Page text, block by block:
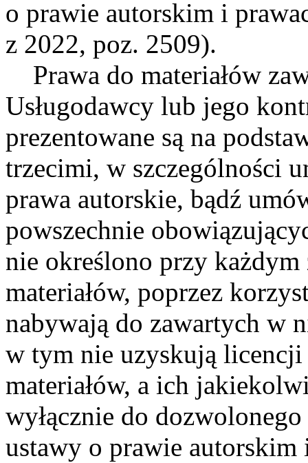
o prawie autorskim i
z 2022, poz. 2509).
Prawa do materiałów
Usługodawcy lub jego
prezentowane są na
trzecimi, w szczególności
prawa autorskie, bądź
powszechnie
nie określono przy
materiałów, poprzez
nabywają do zawartych w
w tym nie uzyskują
materiałów, a ich
wyłącznie do
ustawy o prawie